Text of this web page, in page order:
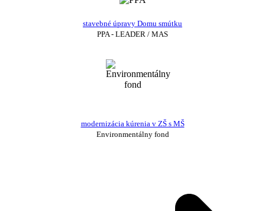
stavebné úpravy Domu smútku
PPA - LEADER / MAS
modernizácia kúrenia v ZŠ s MŠ
Environmentálny fond